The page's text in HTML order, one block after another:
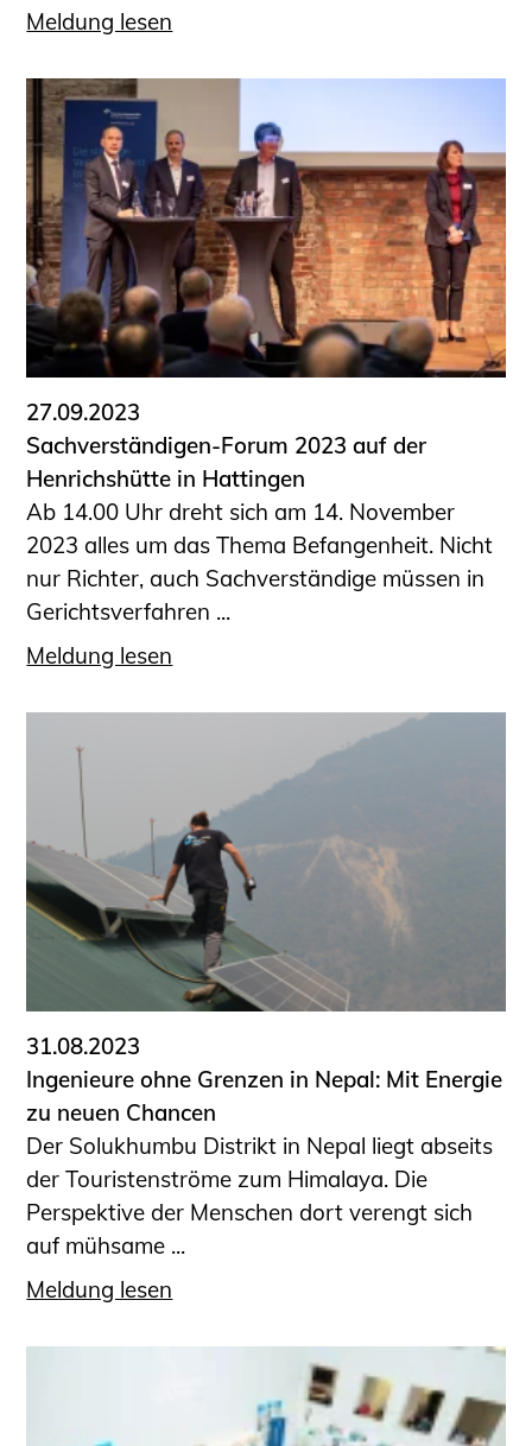
Meldung lesen
27.09.2023
Sachverständigen-Forum 2023 auf der
Henrichshütte in Hattingen
Ab 14.00 Uhr dreht sich am 14. November
2023 alles um das Thema Befangenheit. Nicht
nur Richter, auch Sachverständige müssen in
Gerichtsverfahren ...
Meldung lesen
31.08.2023
Ingenieure ohne Grenzen in Nepal: Mit Energie
zu neuen Chancen
Der Solukhumbu Distrikt in Nepal liegt abseits
der Touristenströme zum Himalaya. Die
Perspektive der Menschen dort verengt sich
auf mühsame ...
Meldung lesen